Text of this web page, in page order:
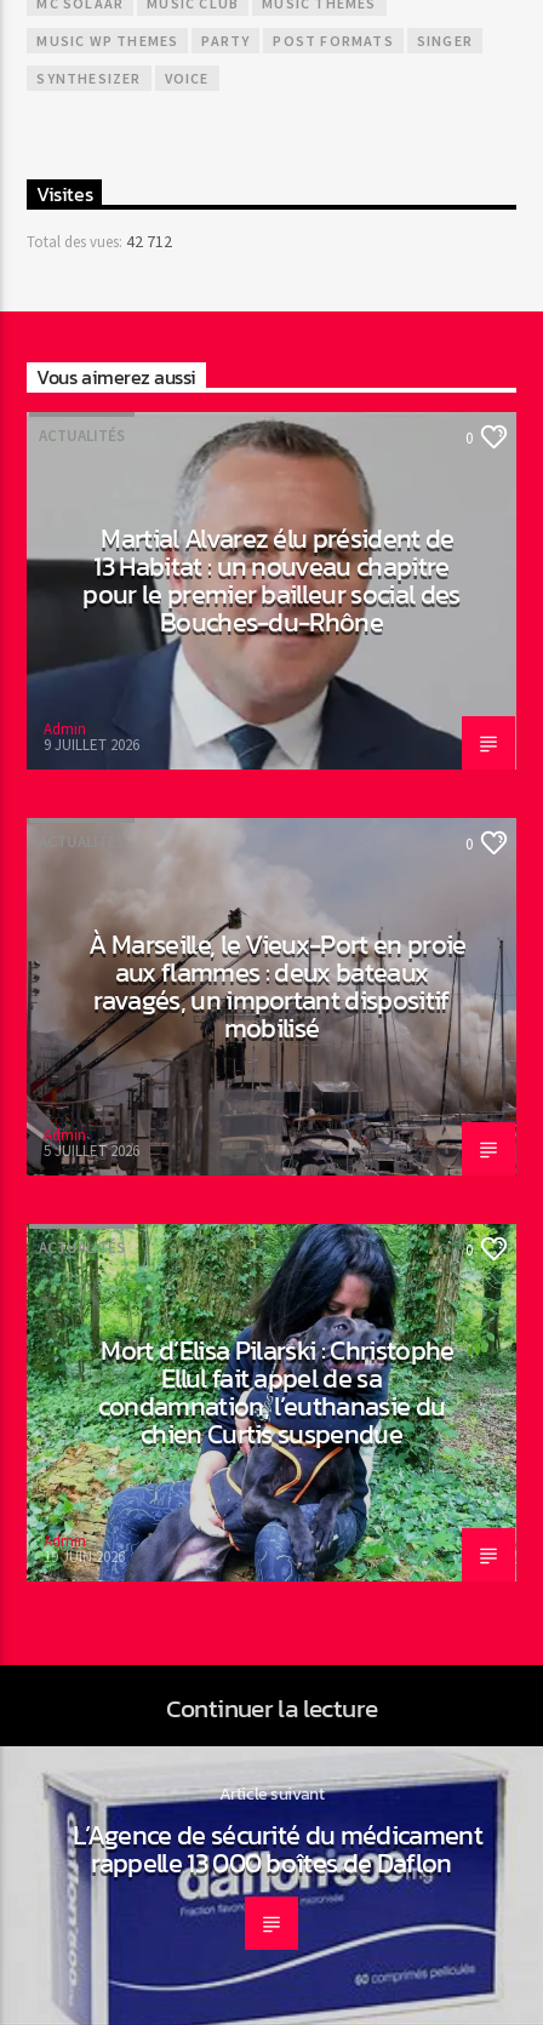
MUSIC WP THEMES PARTY POST FORMATS SINGER
SYNTHESIZER VOICE
Visites
Total des vues:42 712
Vous aimerez aussi
ACTUALITÉS 0
Martial Alvarez élu président de
13 Habitat : un nouveau chapitre
pour le premier bailleur social des
Bouches-du-Rhône
Admin
9 JUILLET 2026
ACTUALITÉS 0
À Marseille, le Vieux-Port en proie
aux flammes : deux bateaux
ravagés, un important dispositif
mobilisé
Admin
5 JUILLET 2026
ACTUALITÉS 0
Mort d’Elisa Pilarski : Christophe
Ellul fait appel de sa
condamnation, l’euthanasie du
chien Curtis suspendue
Admin
19 JUIN 2026
Continuer la lecture
Article suivant
L’Agence de sécurité du médicament
rappelle 13 000 boîtes de Daflon